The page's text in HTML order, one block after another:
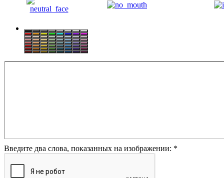
Введите два слова, показанных на изображении: *